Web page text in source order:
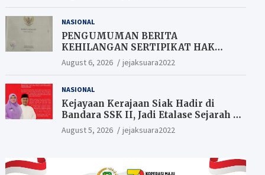
NASIONAL
PENGUMUMAN BERITA
KEHILANGAN SERTIPIKAT HAK
MILIK (SHM).
August 6, 2026 jejaksuara2022
NASIONAL
Kejayaan Kerajaan Siak Hadir di
Bandara SSK II, Jadi Etalase Sejarah di
Gerbang Riau
August 5, 2026 jejaksuara2022